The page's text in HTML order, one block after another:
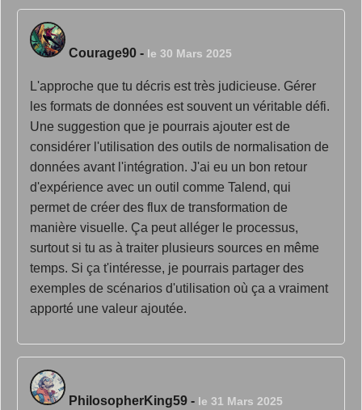
Courage90 - le 30 Mars 2025
L'approche que tu décris est très judicieuse. Gérer
les formats de données est souvent un véritable défi.
Une suggestion que je pourrais ajouter est de
considérer l'utilisation des outils de normalisation de
données avant l'intégration. J'ai eu un bon retour
d'expérience avec un outil comme Talend, qui
permet de créer des flux de transformation de
manière visuelle. Ça peut alléger le processus,
surtout si tu as à traiter plusieurs sources en même
temps. Si ça t'intéresse, je pourrais partager des
exemples de scénarios d'utilisation où ça a vraiment
apporté une valeur ajoutée.
PhilosopherKing59 - le 31 Mars 2025